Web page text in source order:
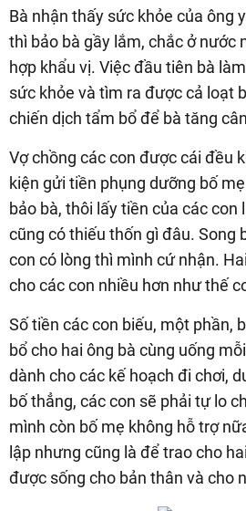
Bà nhận thấy sức khỏe của ông
thì bảo bà gầy lắm, chắc ở nước
hợp khẩu vị. Việc đầu tiên bà
sức khỏe và tìm ra được cả loạt
chiến dịch tẩm bổ để bà tăng
Vợ chồng các con được cái đều
kiện gửi tiền phụng dưỡng bố
bảo bà, thôi lấy tiền của các con
cũng có thiếu thốn gì đâu. Song
con có lòng thì mình cứ nhận.
cho các con nhiều hơn như thế
Số tiền các con biếu, một phần,
bổ cho hai ông bà cùng uống
dành cho các kế hoạch đi chơi,
bố thẳng, các con sẽ phải tự lo
mình còn bố mẹ không hỗ trợ
lập nhưng cũng là để trao cho
được sống cho bản thân và cho